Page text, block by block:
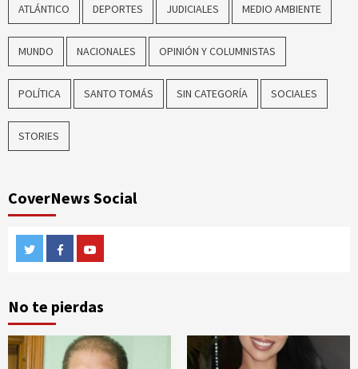
ATLÁNTICO DEPORTES JUDICIALES MEDIO AMBIENTE
MUNDO NACIONALES OPINIÓN Y COLUMNISTAS
POLÍTICA SANTO TOMÁS SIN CATEGORÍA SOCIALES
STORIES
CoverNews Social
TwitterFacebook
No te pierdas